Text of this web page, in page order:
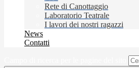
Rete di Canottaggio
Laboratorio Teatrale
I lavori dei nostri ragazzi
News
Contatti